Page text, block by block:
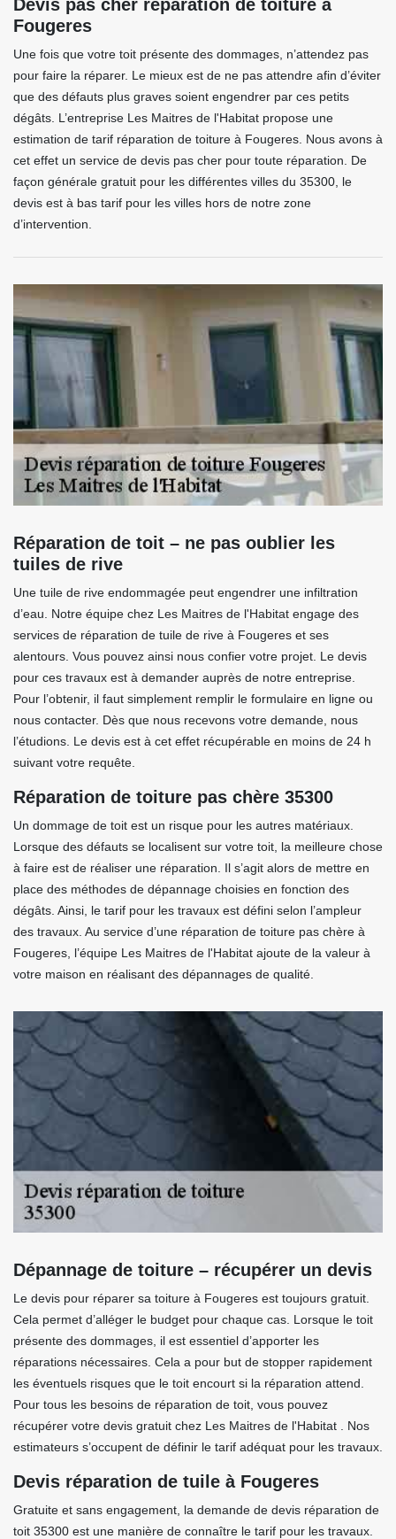
Devis pas cher réparation de toiture à
Fougeres
Une fois que votre toit présente des dommages, n’attendez pas
pour faire la réparer. Le mieux est de ne pas attendre afin d’éviter
que des défauts plus graves soient engendrer par ces petits
dégâts. L’entreprise Les Maitres de l'Habitat propose une
estimation de tarif réparation de toiture à Fougeres. Nous avons à
cet effet un service de devis pas cher pour toute réparation. De
façon générale gratuit pour les différentes villes du 35300, le
devis est à bas tarif pour les villes hors de notre zone
d’intervention.
Réparation de toit – ne pas oublier les
tuiles de rive
Une tuile de rive endommagée peut engendrer une infiltration
d’eau. Notre équipe chez Les Maitres de l'Habitat engage des
services de réparation de tuile de rive à Fougeres et ses
alentours. Vous pouvez ainsi nous confier votre projet. Le devis
pour ces travaux est à demander auprès de notre entreprise.
Pour l’obtenir, il faut simplement remplir le formulaire en ligne ou
nous contacter. Dès que nous recevons votre demande, nous
l’étudions. Le devis est à cet effet récupérable en moins de 24 h
suivant votre requête.
Réparation de toiture pas chère 35300
Un dommage de toit est un risque pour les autres matériaux.
Lorsque des défauts se localisent sur votre toit, la meilleure chose
à faire est de réaliser une réparation. Il s’agit alors de mettre en
place des méthodes de dépannage choisies en fonction des
dégâts. Ainsi, le tarif pour les travaux est défini selon l’ampleur
des travaux. Au service d’une réparation de toiture pas chère à
Fougeres, l’équipe Les Maitres de l'Habitat ajoute de la valeur à
votre maison en réalisant des dépannages de qualité.
Dépannage de toiture – récupérer un devis
Le devis pour réparer sa toiture à Fougeres est toujours gratuit.
Cela permet d’alléger le budget pour chaque cas. Lorsque le toit
présente des dommages, il est essentiel d’apporter les
réparations nécessaires. Cela a pour but de stopper rapidement
les éventuels risques que le toit encourt si la réparation attend.
Pour tous les besoins de réparation de toit, vous pouvez
récupérer votre devis gratuit chez Les Maitres de l'Habitat . Nos
estimateurs s’occupent de définir le tarif adéquat pour les travaux.
Devis réparation de tuile à Fougeres
Gratuite et sans engagement, la demande de devis réparation de
toit 35300 est une manière de connaître le tarif pour les travaux.